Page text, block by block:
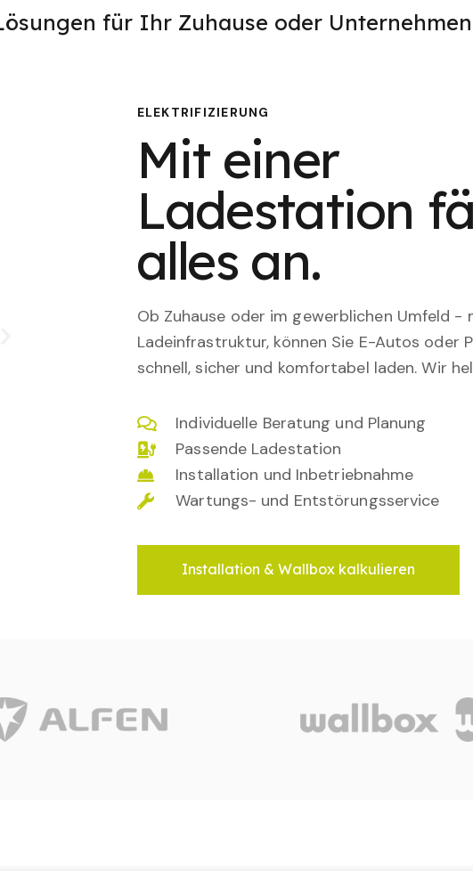
für Ihr Zuhause oder
ELEKTRIFIZIERUNG
Mit einer
Ladestation
alles an.
Ob Zuhause oder im gewerblichen Umfeld
Ladeinfrastruktur, können Sie E-Autos oder
schnell, sicher und komfortabel laden. Wir
Individuelle Beratung und Planung
Passende Ladestation
Installation und Inbetriebnahme
Wartungs- und Entstörungsservice
Installation & Wallbox kalkulieren